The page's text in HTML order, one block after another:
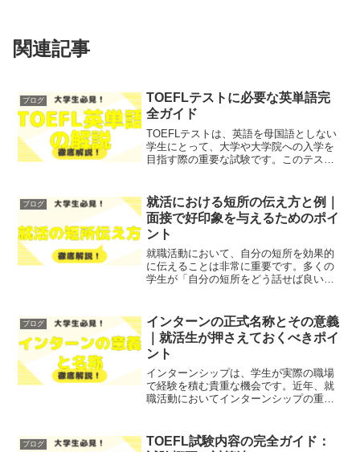
関連記事
ブログ
TOEFLテストに必要な英単語完
全ガイド
TOEFLテストは、英語を母国語としない
学生にとって、大学や大学院への入学を
目指す際の重要な試験です。このテスト
アを取りたいけれど、英単語が苦手」と
お悩みではないでし...
ブログ
就活における短所の伝え方と例｜
面接で好印象を与えるためのポイ
ント
就職活動において、自分の短所を効果的
に伝えることは非常に重要です。多くの
学生が「自分の短所をどう話せば良いの
る際のポイントや具体例をわかりやすく
解説します！レポトンこの...
ブログ
インターンの正式名称とその意義
｜就活生が押さえておくべきポイ
ント
インターンシップは、学生が実際の職場
で経験を積む貴重な機会です。近年、就
職活動においてインターンシップの重要
方も多いのではないでしょうか？そこで
ブログ
TOEFL試験内容の完全ガイド：